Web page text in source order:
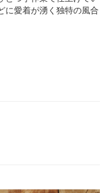
に愛着が湧く独特の風合